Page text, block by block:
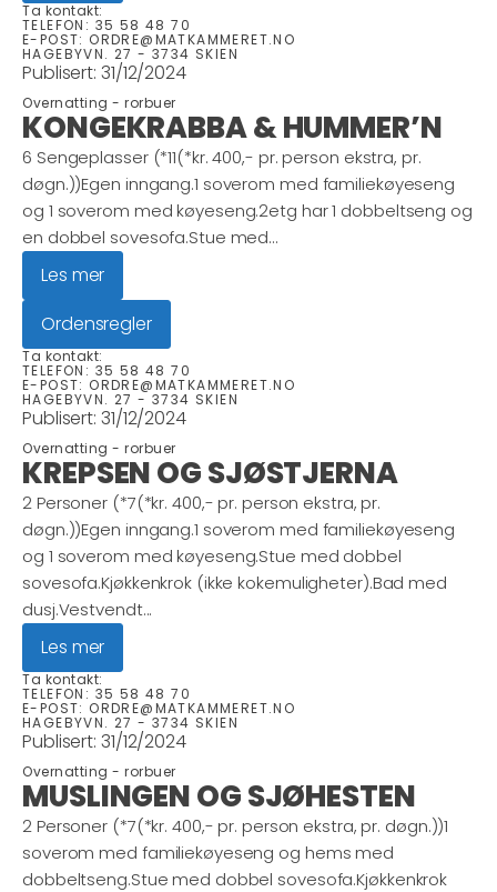
Ta kontakt:
TELEFON: 35 58 48 70
E-POST: ORDRE@MATKAMMERET.NO
HAGEBYVN. 27 - 3734 SKIEN
Publisert: 31/12/2024
Overnatting - rorbuer
KONGEKRABBA & HUMMER’N
6 Sengeplasser (*11(*kr. 400,- pr. person ekstra, pr.
døgn.))Egen inngang.1 soverom med familiekøyeseng
og 1 soverom med køyeseng.2etg har 1 dobbeltseng og
en dobbel sovesofa.Stue med...
Les mer
Ordensregler
Ta kontakt:
TELEFON: 35 58 48 70
E-POST: ORDRE@MATKAMMERET.NO
HAGEBYVN. 27 - 3734 SKIEN
Publisert: 31/12/2024
Overnatting - rorbuer
KREPSEN OG SJØSTJERNA
2 Personer (*7(*kr. 400,- pr. person ekstra, pr.
døgn.))Egen inngang.1 soverom med familiekøyeseng
og 1 soverom med køyeseng.Stue med dobbel
sovesofa.Kjøkkenkrok (ikke kokemuligheter).Bad med
dusj.Vestvendt...
Les mer
Ta kontakt:
TELEFON: 35 58 48 70
E-POST: ORDRE@MATKAMMERET.NO
HAGEBYVN. 27 - 3734 SKIEN
Publisert: 31/12/2024
Overnatting - rorbuer
MUSLINGEN OG SJØHESTEN
2 Personer (*7(*kr. 400,- pr. person ekstra, pr. døgn.))1
soverom med familiekøyeseng og hems med
dobbeltseng.Stue med dobbel sovesofa.Kjøkkenkrok